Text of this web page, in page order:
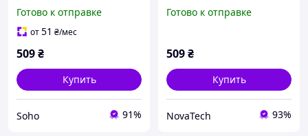
рамкой Black (PRC)
Готово к отправке
от51 ₴/мес
509₴
Купить
Soho 91%
рамкой Black (PRC)
Готово к отправке
509₴
Купить
NovaTech 93%